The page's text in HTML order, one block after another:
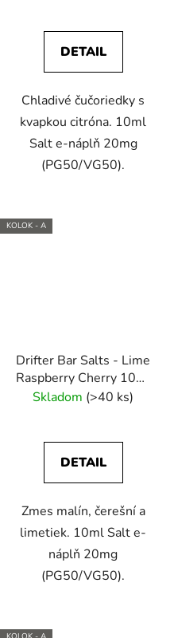
DETAIL
Chladivé čučoriedky s
kvapkou citróna. 10ml
Salt e-náplň 20mg
(PG50/VG50).
KOLOK - A
Drifter Bar Salts - Lime
Raspberry Cherry 10ml
(20mg) e-liquid
Skladom (>40 ks)
DETAIL
Zmes malín, čerešní a
limetiek. 10ml Salt e-
náplň 20mg
(PG50/VG50).